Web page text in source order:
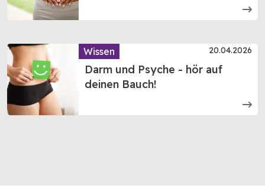
Wissen 20.04.2026
Darm und Psyche - hör auf
deinen Bauch!